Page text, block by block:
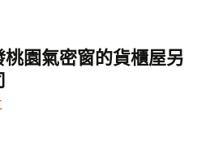
園氣密窗的貨櫃屋另